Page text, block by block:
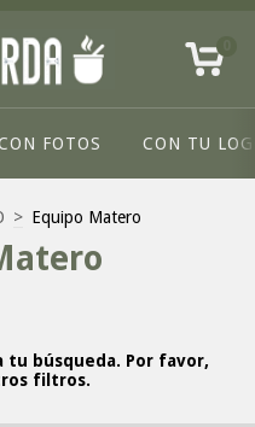
FOTOS CON TU
> Equipo Matero
tu búsqueda. Por favor,
filtros.